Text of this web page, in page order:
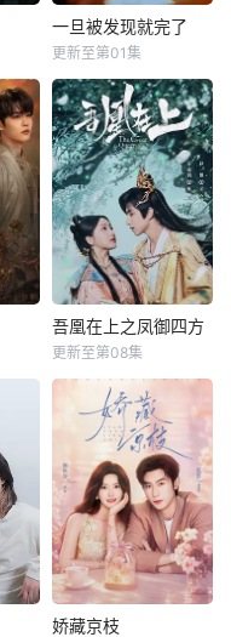
一旦被发现就完了
更新至第01集
吾凰在上之凤御四方
更新至第08集
娇藏京枝